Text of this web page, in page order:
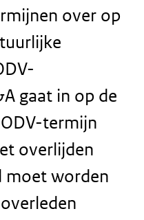
over op
gaat in op de
termijn
overlijden
moet worden